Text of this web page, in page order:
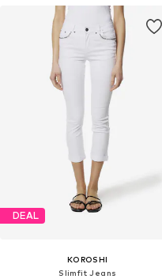
DEAL
KOROSHI
Slimfit Jeans